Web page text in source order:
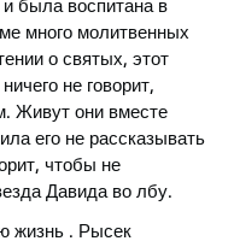
много молитвенных
о святых, этот
не говорит,
Живут они вместе
его не рассказывать
чтобы не
Давида во лбу.
жизнь . Рысек